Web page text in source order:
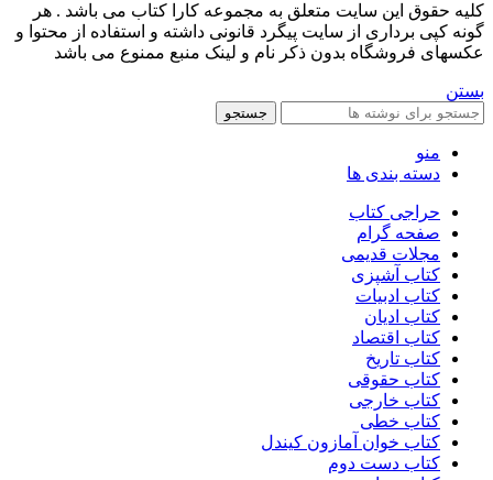
کليه حقوق اين سايت متعلق به مجموعه کارا کتاب می باشد . هر
گونه کپی برداری از سایت پیگرد قانونی داشته و استفاده از محتوا و
عکسهای فروشگاه بدون ذکر نام و لینک منبع ممنوع می باشد
بستن
جستجو
منو
دسته بندی ها
حراجی کتاب
صفحه گرام
مجلات قدیمی
کتاب آشپزی
کتاب ادبیات
کتاب ادیان
کتاب اقتصاد
کتاب تاریخ
کتاب حقوقی
کتاب خارجی
کتاب خطی
کتاب خوان آمازون کیندل
کتاب دست دوم